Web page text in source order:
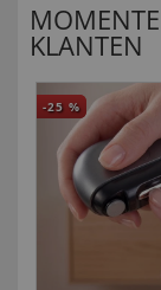
KLANTEN
-25 %